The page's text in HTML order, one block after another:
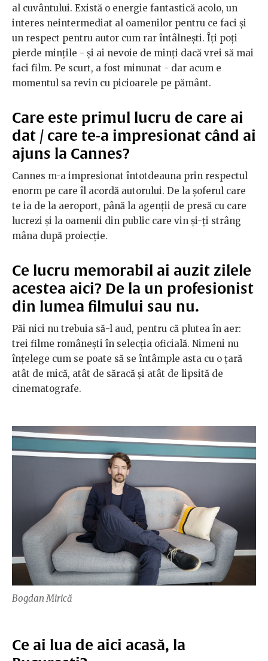
al cuvântului. Există o energie fantastică acolo, un
interes neintermediat al oamenilor pentru ce faci și
un respect pentru autor cum rar întâlnești. Îți poți
pierde mințile - și ai nevoie de minți dacă vrei să mai
faci film. Pe scurt, a fost minunat - dar acum e
momentul sa revin cu picioarele pe pământ.
Care este primul lucru de care ai
dat / care te-a impresionat când ai
ajuns la Cannes?
Cannes m-a impresionat întotdeauna prin respectul
enorm pe care îl acordă autorului. De la șoferul care
te ia de la aeroport, până la agenții de presă cu care
lucrezi și la oamenii din public care vin și-ți strâng
mâna după proiecție.
Ce lucru memorabil ai auzit zilele
acestea aici? De la un profesionist
din lumea filmului sau nu.
Păi nici nu trebuia să-l aud, pentru că plutea în aer:
trei filme românești în selecția oficială. Nimeni nu
înțelege cum se poate să se întâmple asta cu o țară
atât de mică, atât de săracă și atât de lipsită de
cinematografe.
Bogdan Mirică
Ce ai lua de aici acasă, la